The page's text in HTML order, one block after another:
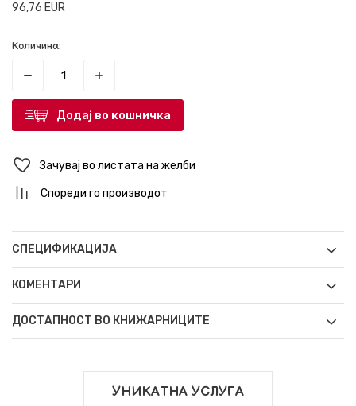
96,76 EUR
Количина:
Додај во кошничка
Зачувај во листата на желби
Спореди го производот
СПЕЦИФИКАЦИЈА
КОМЕНТАРИ
ДОСТАПНОСТ ВО КНИЖАРНИЦИТЕ
УНИКАТНА УСЛУГА